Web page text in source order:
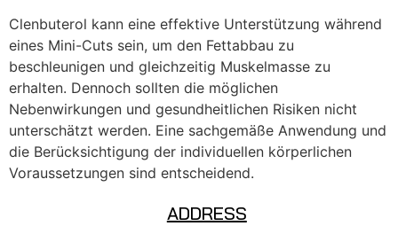
Clenbuterol kann eine effektive Unterstützung während
eines Mini-Cuts sein, um den Fettabbau zu
beschleunigen und gleichzeitig Muskelmasse zu
erhalten. Dennoch sollten die möglichen
Nebenwirkungen und gesundheitlichen Risiken nicht
unterschätzt werden. Eine sachgemäße Anwendung und
die Berücksichtigung der individuellen körperlichen
Voraussetzungen sind entscheidend.
ADDRESS